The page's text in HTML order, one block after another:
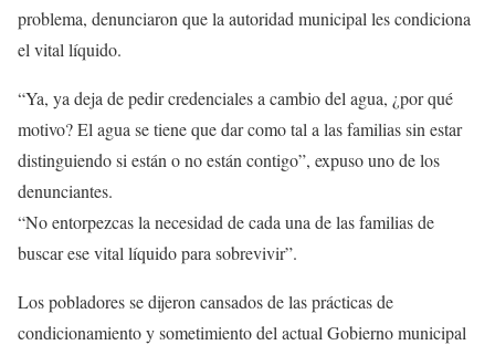
problema, denunciaron que la autoridad municipal les condiciona
el vital líquido.
“Ya, ya deja de pedir credenciales a cambio del agua, ¿por qué
motivo? El agua se tiene que dar como tal a las familias sin estar
distinguiendo si están o no están contigo”, expuso uno de los
denunciantes.
“No entorpezcas la necesidad de cada una de las familias de
buscar ese vital líquido para sobrevivir”.
Los pobladores se dijeron cansados de las prácticas de
condicionamiento y sometimiento del actual Gobierno municipal